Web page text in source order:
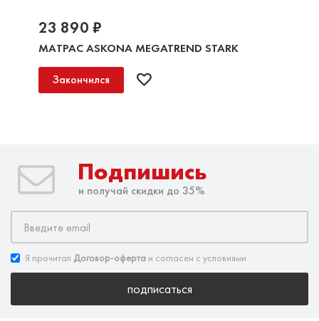
МАТРАС ASKONA MEGATREND STARK
23 890 ₽
Закончился
Подпишись
и получай скидки до 35%
Я прочитал Договор-оферта и согласен с условиями
подписаться